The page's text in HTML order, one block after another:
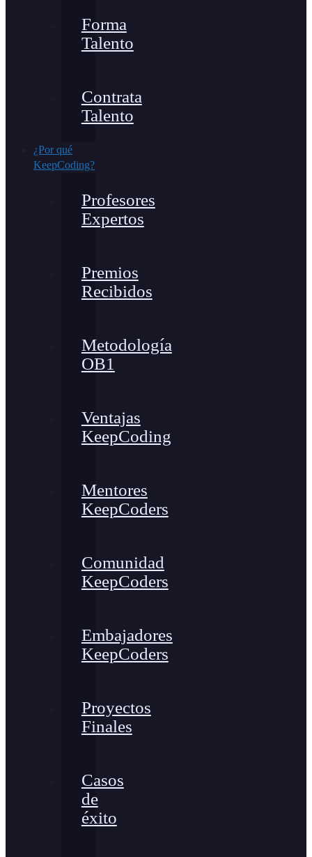
Forma
Talento
Contrata
Talento
¿Por qué
KeepCoding?
Profesores
Expertos
Premios
Recibidos
Metodología
OB1
Ventajas
KeepCoding
Mentores
KeepCoders
Comunidad
KeepCoders
Embajadores
KeepCoders
Proyectos
Finales
Casos
de
éxito